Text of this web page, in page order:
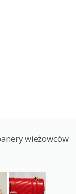
wieżowców